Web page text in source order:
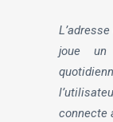
joue
connecte